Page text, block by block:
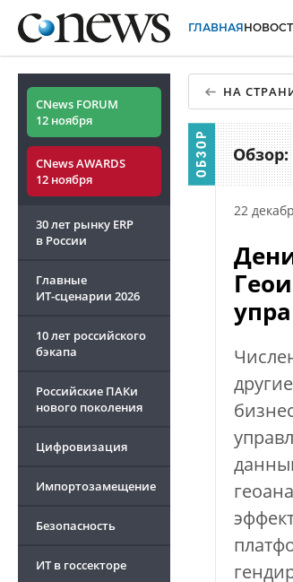
ГЛАВНАЯ
CNews FORUM
12 ноября
CNews AWARDS
12 ноября
30 лет рынку ERP
в России
Главные
ИТ-сценарии 2026
10 лет российского
бэкапа
Российские ПАКи
нового поколения
Цифровизация
Импортозамещение
Безопасность
ИТ в госсекторе
НА
22